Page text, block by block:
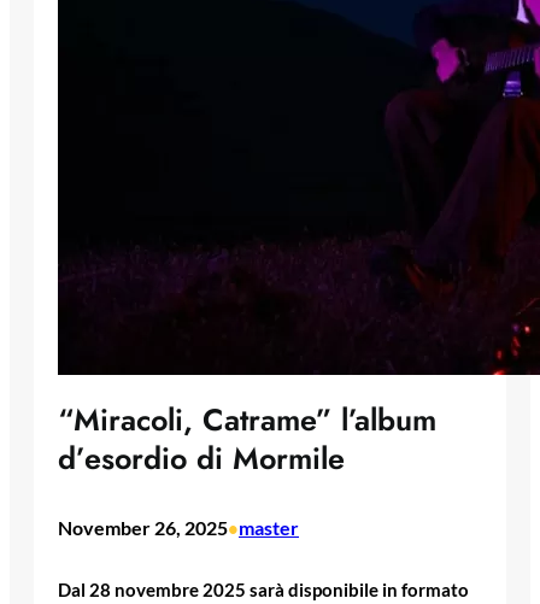
“Miracoli, Catrame” l’album
d’esordio di Mormile
November 26, 2025•master
Dal 28 novembre 2025 sarà disponibile in formato